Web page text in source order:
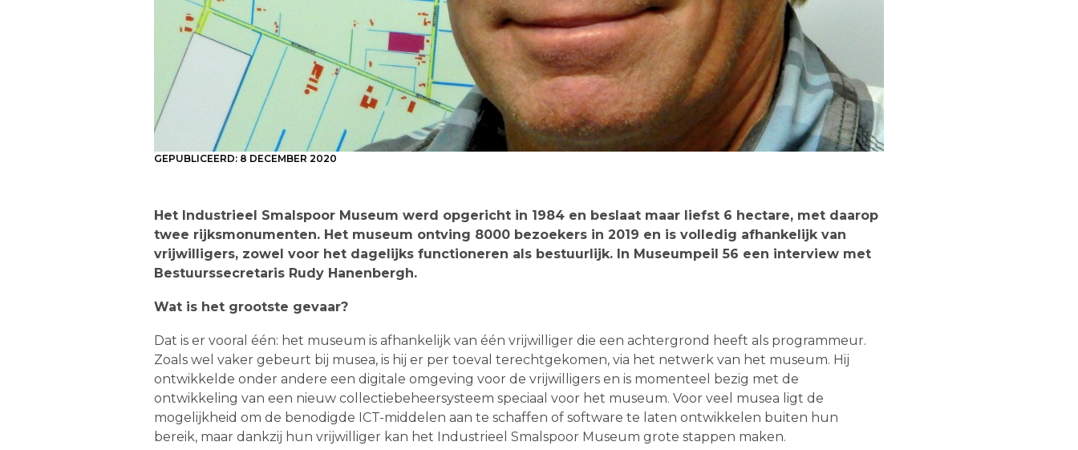
GEPUBLICEERD: 8 DECEMBER 2020
Het Industrieel Smalspoor Museum werd opgericht in 1984 en beslaat maar liefst 6 hectare, met daarop
twee rijksmonumenten. Het museum ontving 8000 bezoekers in 2019 en is volledig afhankelijk van
vrijwilligers, zowel voor het dagelijks functioneren als bestuurlijk. In Museumpeil 56 een interview met
Bestuurssecretaris Rudy Hanenbergh.
Wat is het grootste gevaar?
Dat is er vooral één: het museum is afhankelijk van één vrijwilliger die een achtergrond heeft als programmeur.
Zoals wel vaker gebeurt bij musea, is hij er per toeval terechtgekomen, via het netwerk van het museum. Hij
ontwikkelde onder andere een digitale omgeving voor de vrijwilligers en is momenteel bezig met de
ontwikkeling van een nieuw collectiebeheersysteem speciaal voor het museum. Voor veel musea ligt de
mogelijkheid om de benodigde ICT-middelen aan te schaffen of software te laten ontwikkelen buiten hun
bereik, maar dankzij hun vrijwilliger kan het Industrieel Smalspoor Museum grote stappen maken.